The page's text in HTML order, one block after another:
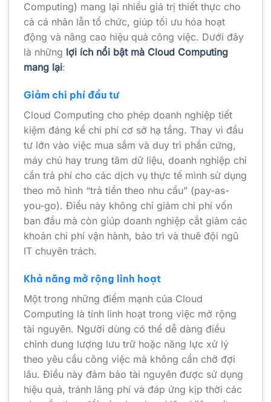
Computing) mang lại nhiều giá trị thiết thực cho
cả cá nhân lẫn tổ chức, giúp tối ưu hóa hoạt
động và nâng cao hiệu quả công việc. Dưới đây
là những lợi ích nổi bật mà Cloud Computing
mang lại:
Giảm chi phí đầu tư
Cloud Computing cho phép doanh nghiệp tiết
kiệm đáng kể chi phí cơ sở hạ tầng. Thay vì đầu
tư lớn vào việc mua sắm và duy trì phần cứng,
máy chủ hay trung tâm dữ liệu, doanh nghiệp chỉ
cần trả phí cho các dịch vụ thực tế mình sử dụng
theo mô hình “trả tiền theo nhu cầu” (pay-as-
you-go). Điều này không chỉ giảm chi phí vốn
ban đầu mà còn giúp doanh nghiệp cắt giảm các
khoản chi phí vận hành, bảo trì và thuê đội ngũ
IT chuyên trách.
Khả năng mở rộng linh hoạt
Một trong những điểm mạnh của Cloud
Computing là tính linh hoạt trong việc mở rộng
tài nguyên. Người dùng có thể dễ dàng điều
chỉnh dung lượng lưu trữ hoặc năng lực xử lý
theo yêu cầu công việc mà không cần chờ đợi
lâu. Điều này đảm bảo tài nguyên được sử dụng
hiệu quả, tránh lãng phí và đáp ứng kịp thời các